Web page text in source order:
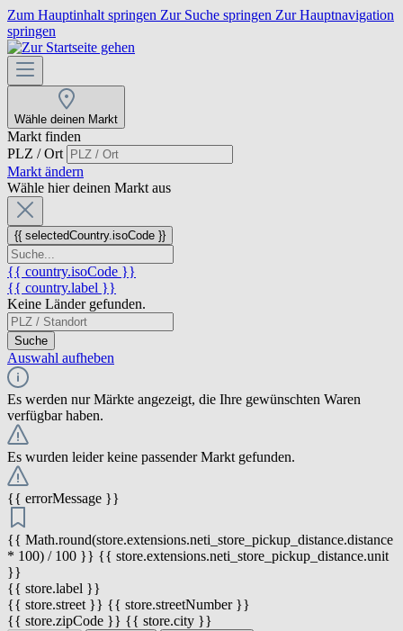
Zum Hauptinhalt springen Zur Suche springen Zur Hauptnavigation
springen
Wähle deinen Markt
Markt finden
PLZ / Ort
Markt ändern
Wähle hier deinen Markt aus
{{ selectedCountry.isoCode }}
{{ country.isoCode }}
{{ country.label }}
Keine Länder gefunden.
Suche
Auswahl aufheben
Es werden nur Märkte angezeigt, die Ihre gewünschten Waren
verfügbar haben.
Es wurden leider keine passender Markt gefunden.
{{ errorMessage }}
{{ Math.round(store.extensions.neti_store_pickup_distance.distance
* 100) / 100 }} {{ store.extensions.neti_store_pickup_distance.unit
}}
{{ store.label }}
{{ store.street }} {{ store.streetNumber }}
{{ store.zipCode }} {{ store.city }}